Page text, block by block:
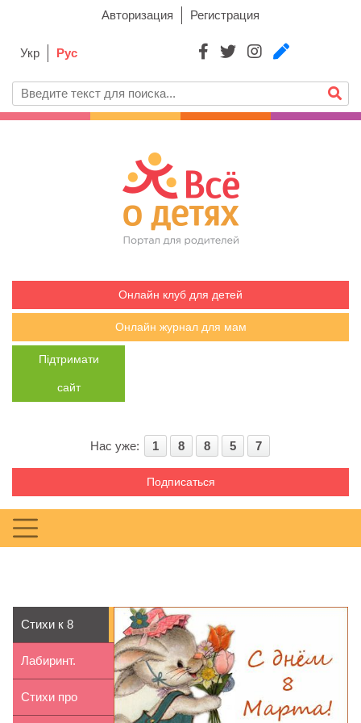
Авторизация Регистрация
Укр Рус
Онлайн клуб для детей
Онлайн журнал для мам
Підтримати
сайт
Нас уже: 1 8 8 5 7
Подписаться
Стихи к 8
марта для
детей 7-8 лет
Лабиринт.
Герцогиня
Стихи про